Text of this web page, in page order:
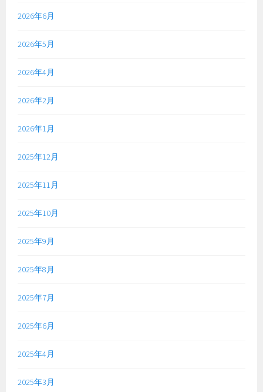
2026年6月
2026年5月
2026年4月
2026年2月
2026年1月
2025年12月
2025年11月
2025年10月
2025年9月
2025年8月
2025年7月
2025年6月
2025年4月
2025年3月